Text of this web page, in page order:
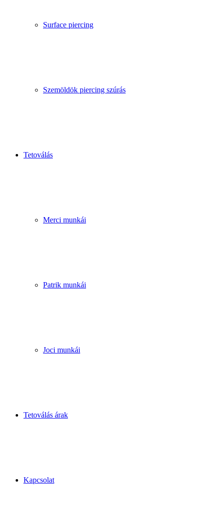
Surface piercing
Szemöldök piercing szúrás
Tetoválás
Merci munkái
Patrik munkái
Joci munkái
Tetoválás árak
Kapcsolat